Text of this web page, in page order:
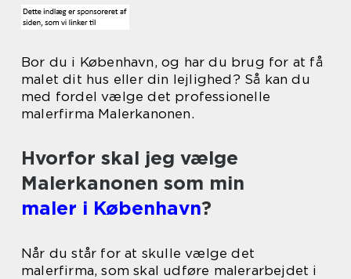
Bor du i København, og har du brug for at få
malet dit hus eller din lejlighed? Så kan du
med fordel vælge det professionelle
malerfirma Malerkanonen.
Hvorfor skal jeg vælge
Malerkanonen som min
maler i København?
Når du står for at skulle vælge det
malerfirma, som skal udføre malerarbejdet i